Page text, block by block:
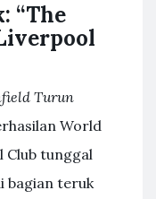
“The
Turun
World
Club tunggal
bagian teruk